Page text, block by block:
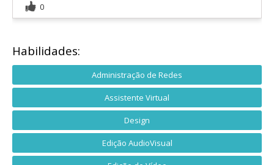
0
Habilidades:
Administração de Redes
Assistente Virtual
Design
Edição AudioVisual